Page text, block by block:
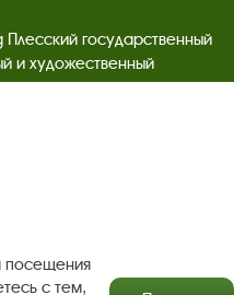
Плесский государственный
и художественный
и копирование
посещения
с тем,